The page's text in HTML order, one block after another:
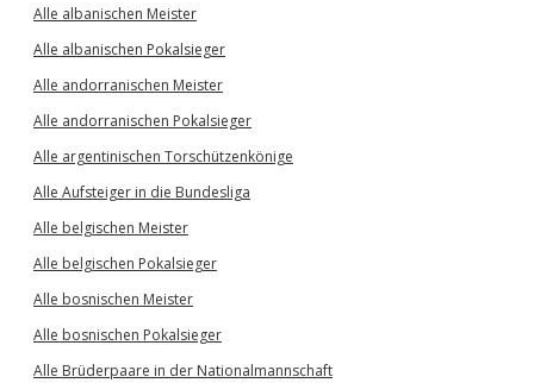
Alle albanischen Meister
Alle albanischen Pokalsieger
Alle andorranischen Meister
Alle andorranischen Pokalsieger
Alle argentinischen Torschützenkönige
Alle Aufsteiger in die Bundesliga
Alle belgischen Meister
Alle belgischen Pokalsieger
Alle bosnischen Meister
Alle bosnischen Pokalsieger
Alle Brüderpaare in der Nationalmannschaft